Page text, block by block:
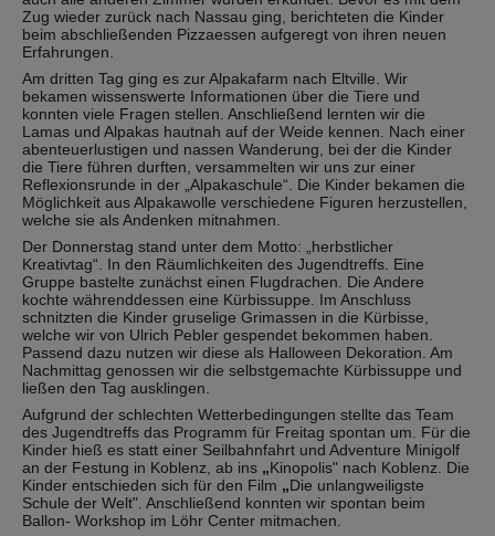
Zug wieder zurück nach Nassau ging, berichteten die Kinder
beim abschließenden Pizzaessen aufgeregt von ihren neuen
Erfahrungen.
Am dritten Tag ging es zur Alpakafarm nach Eltville. Wir
bekamen wissenswerte Informationen über die Tiere und
konnten viele Fragen stellen. Anschließend lernten wir die
Lamas und Alpakas hautnah auf der Weide kennen. Nach einer
abenteuerlustigen und nassen Wanderung, bei der die Kinder
die Tiere führen durften, versammelten wir uns zur einer
Reflexionsrunde in der „Alpakaschule“. Die Kinder bekamen die
Möglichkeit aus Alpakawolle verschiedene Figuren herzustellen,
welche sie als Andenken mitnahmen.
Der Donnerstag stand unter dem Motto: „herbstlicher
Kreativtag“. In den Räumlichkeiten des Jugendtreffs. Eine
Gruppe bastelte zunächst einen Flugdrachen. Die Andere
kochte währenddessen eine Kürbissuppe. Im Anschluss
schnitzten die Kinder gruselige Grimassen in die Kürbisse,
welche wir von Ulrich Pebler gespendet bekommen haben.
Passend dazu nutzen wir diese als Halloween Dekoration. Am
Nachmittag genossen wir die selbstgemachte Kürbissuppe und
ließen den Tag ausklingen.
Aufgrund der schlechten Wetterbedingungen stellte das Team
des Jugendtreffs das Programm für Freitag spontan um. Für die
Kinder hieß es statt einer Seilbahnfahrt und Adventure Minigolf
an der Festung in Koblenz, ab ins „Kinopolis" nach Koblenz. Die
Kinder entschieden sich für den Film „Die unlangweiligste
Schule der Welt". Anschließend konnten wir spontan beim
Ballon- Workshop im Löhr Center mitmachen.